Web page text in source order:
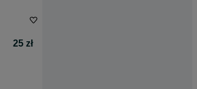
25 zł